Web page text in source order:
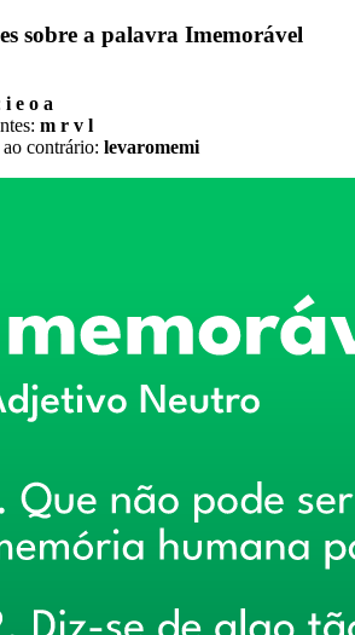
sobre a palavra Imemorável
i e o a
m r v l
contrário: levaromemi